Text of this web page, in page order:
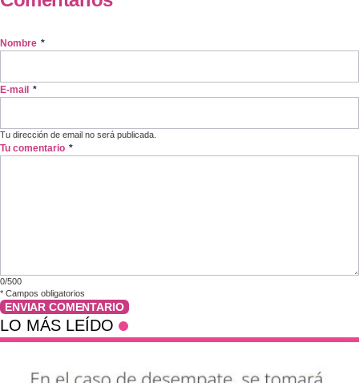
Nombre *
E-mail *
Tu dirección de email no será publicada.
Tu comentario *
0/500
* Campos obligatorios
ENVIAR COMENTARIO
LO MÁS LEÍDO